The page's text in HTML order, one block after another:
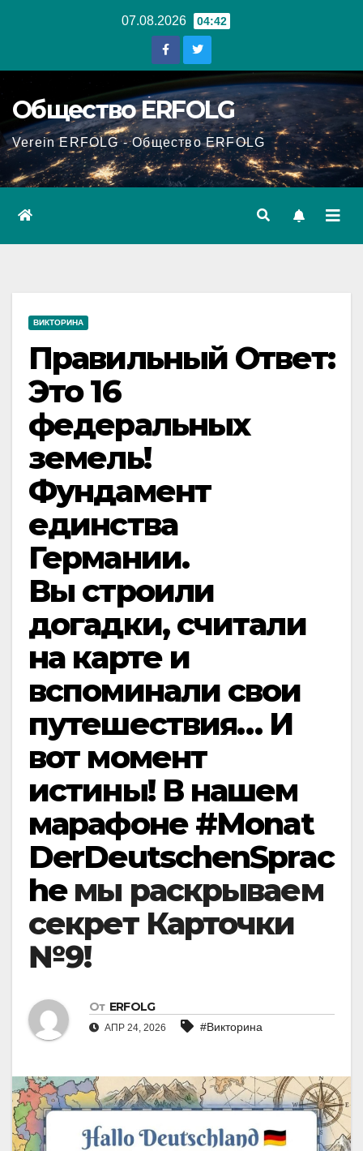
07.08.2026 04:42
Общество ERFOLG
Verein ERFOLG - Общество ERFOLG
ВИКТОРИНА
Правильный Ответ:
Это 16
федеральных
земель!
Фундамент
единства
Германии.
Вы строили
догадки, считали
на карте и
вспоминали свои
путешествия… И
вот момент
истины! В нашем
марафоне#Monat
DerDeutschenSprac
heмы раскрываем
секрет Карточки
№9!
От ERFOLG
АПР 24, 2026 #Викторина